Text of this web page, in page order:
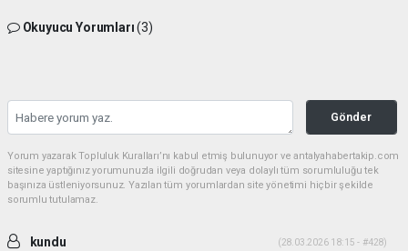
Okuyucu Yorumları(3)
Gönder
Yorum yazarak Topluluk Kuralları’nı kabul etmiş bulunuyor ve antalyahabertakip.com
sitesine yaptığınız yorumunuzla ilgili doğrudan veya dolaylı tüm sorumluluğu tek
başınıza üstleniyorsunuz. Yazılan tüm yorumlardan site yönetimi hiçbir şekilde
sorumlu tutulamaz.
kundu (28.03.2026 18:15 - #428)